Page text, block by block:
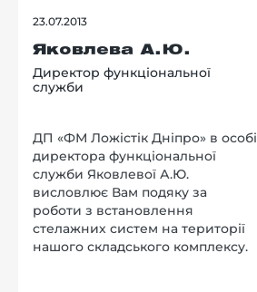
23.07.2013
Яковлева А.Ю.
Директор функціональної
служби
ДП «ФМ Ложістік Дніпро» в особі
директора функціональної
служби Яковлевої А.Ю.
висловлює Вам подяку за
роботи з встановлення
стелажних систем на території
нашого складського комплексу.